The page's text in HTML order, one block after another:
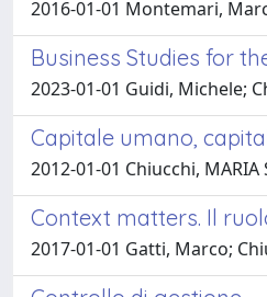
2016-01-01 Montemari,
Business Studies for
2023-01-01 Guidi, Michele;
Capitale umano,
2012-01-01 Chiucchi, MARIA
Context matters. Il
2017-01-01 Gatti, Marco;